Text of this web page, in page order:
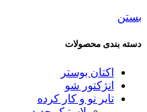
بستن
دسته بندی محصولات
اکتان بوستر
انژکتور شو
تایر نو و کار کرده